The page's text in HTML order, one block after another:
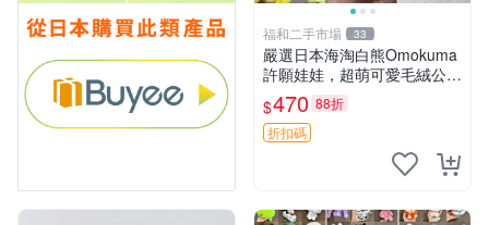
福和二手市場 33
嚴選日本海淘白熊Omokuma
許願娃娃，超萌可愛毛絨公仔
推薦收藏 白熊 Omokuma 毛
絨玩具 偽裝娃娃 玩具擺飾
$470 88折
折扣碼